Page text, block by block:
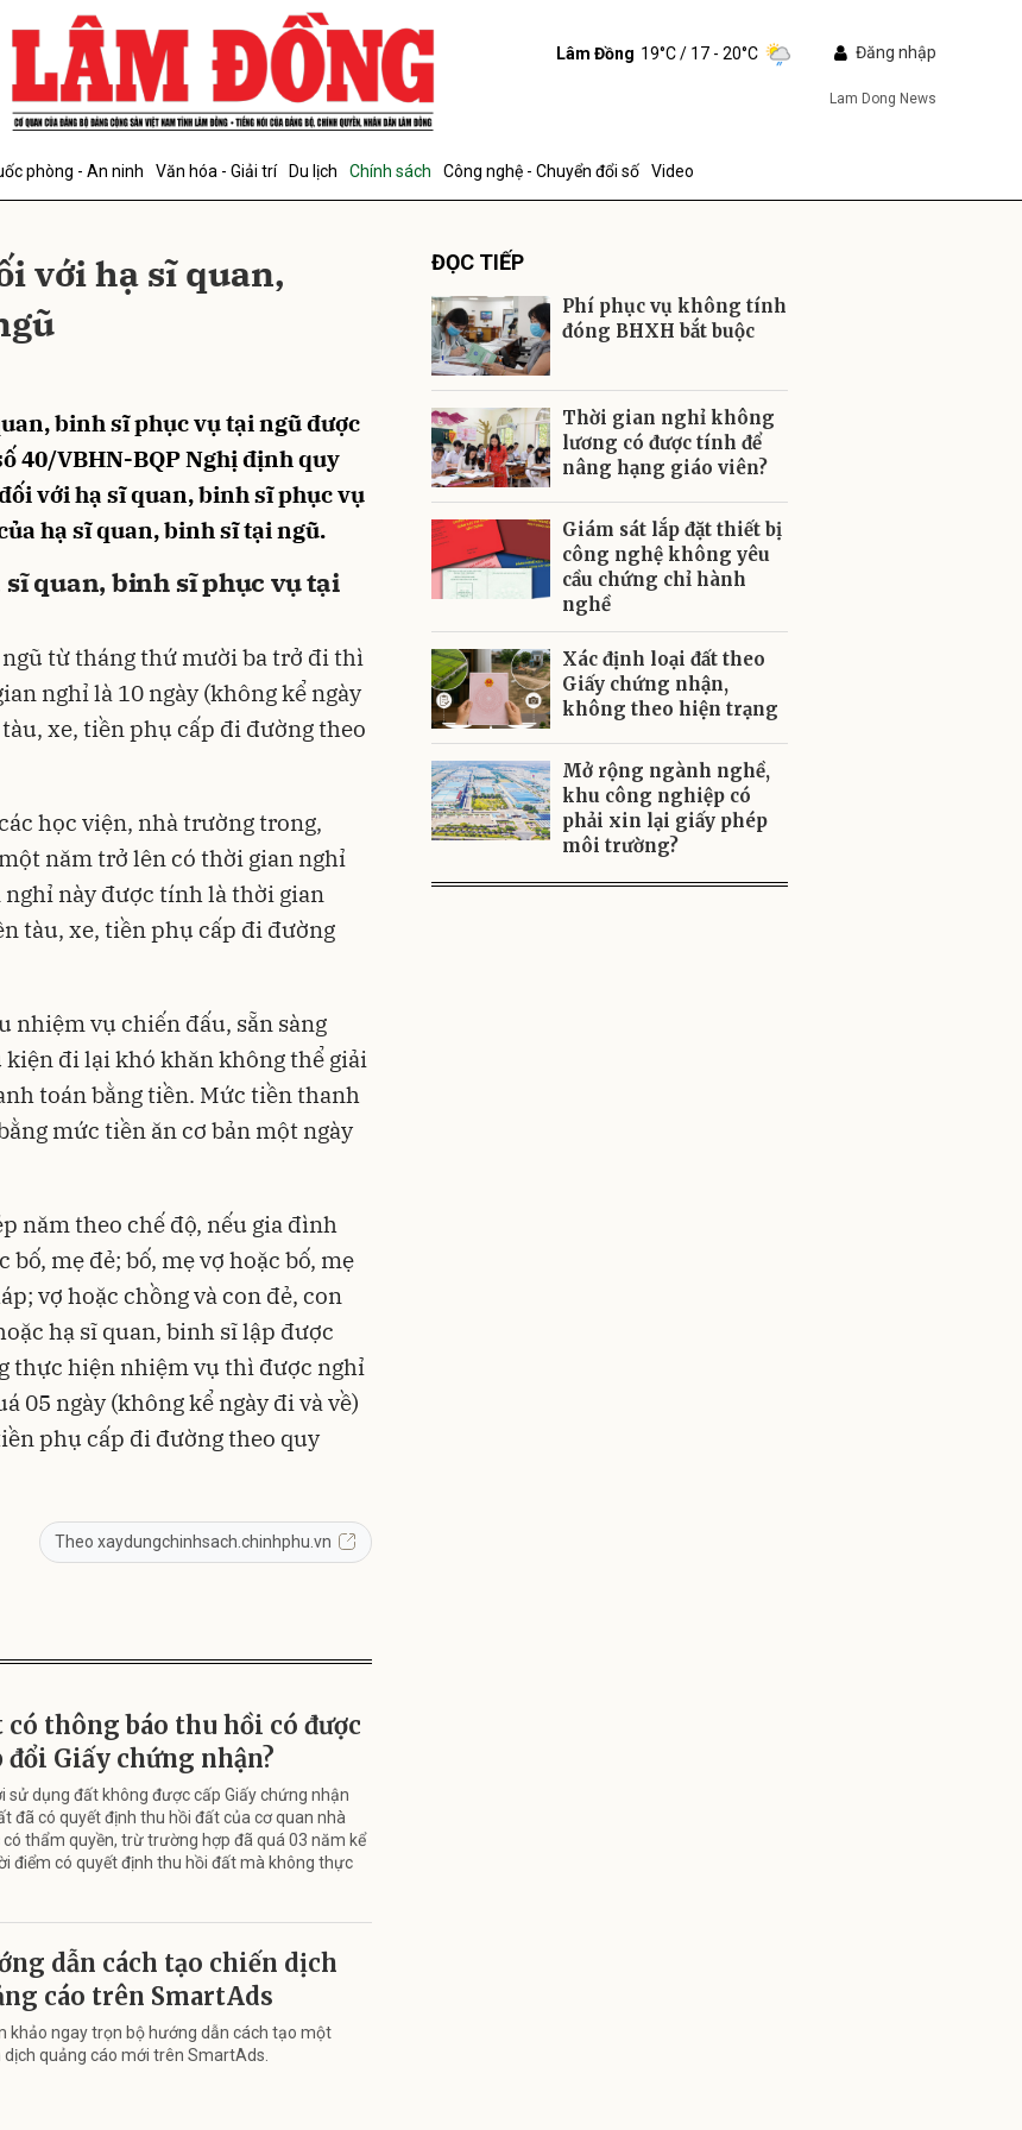
Lâm Đồng 19°C/ 17 - 20°C Đăng nhập
Lam Dong News
phòng - An ninh Văn hóa - Giải trí Du lịch Chính sách Công nghệ - Chuyển đổi số Video
với hạ sĩ quan,
binh sĩ phục vụ tại ngũ được
40/VBHN-BQP Nghị định quy
với hạ sĩ quan, binh sĩ phục vụ
hạ sĩ quan, binh sĩ tại ngũ.
quan, binh sĩ phục vụ tại
từ tháng thứ mười ba trở đi thì
nghỉ là 10 ngày (không kể ngày
xe, tiền phụ cấp đi đường theo
học viện, nhà trường trong,
năm trở lên có thời gian nghỉ
này được tính là thời gian
tàu, xe, tiền phụ cấp đi đường
nhiệm vụ chiến đấu, sẵn sàng
đi lại khó khăn không thể giải
toán bằng tiền. Mức tiền thanh
mức tiền ăn cơ bản một ngày
năm theo chế độ, nếu gia đình
mẹ đẻ; bố, mẹ vợ hoặc bố, mẹ
vợ hoặc chồng và con đẻ, con
hạ sĩ quan, binh sĩ lập được
thực hiện nhiệm vụ thì được nghỉ
05 ngày (không kể ngày đi và về)
phụ cấp đi đường theo quy
Theo xaydungchinhsach.chinhphu.vn
có thông báo thu hồi có được
đổi Giấy chứng nhận?
sử dụng đất không được cấp Giấy chứng nhận
đã có quyết định thu hồi đất của cơ quan nhà
thẩm quyền, trừ trường hợp đã quá 03 năm kể
điểm có quyết định thu hồi đất mà không thực
dẫn cách tạo chiến dịch
cáo trên SmartAds
khảo ngay trọn bộ hướng dẫn cách tạo một
dịch quảng cáo mới trên SmartAds.
ĐỌC TIẾP
Phí phục vụ không tính
đóng BHXH bắt buộc
Thời gian nghỉ không
lương có được tính để
nâng hạng giáo viên?
Giám sát lắp đặt thiết bị
công nghệ không yêu
cầu chứng chỉ hành
nghề
Xác định loại đất theo
Giấy chứng nhận,
không theo hiện trạng
Mở rộng ngành nghề,
khu công nghiệp có
phải xin lại giấy phép
môi trường?
luận
Gửi